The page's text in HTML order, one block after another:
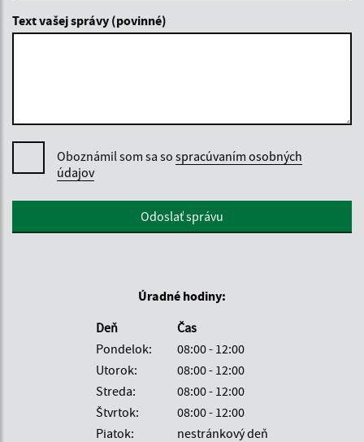
Text vašej správy (povinné)
Oboznámil som sa so spracúvaním osobných
údajov
Google reCaptcha ResponseOdoslať správu
Úradné hodiny:
Deň
Čas
Pondelok:
08:00 - 12:00
Utorok:
08:00 - 12:00
Streda:
08:00 - 12:00
Štvrtok:
08:00 - 12:00
Piatok:
nestránkový deň